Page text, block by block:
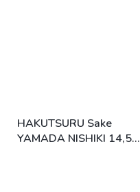
HAKUTSURU Sake
YAMADA NISHIKI 14,5%